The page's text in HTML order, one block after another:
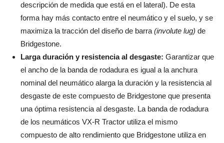
descripción de medida que está en el lateral). De esta
forma hay más contacto entre el neumático y el suelo, y se
maximiza la tracción del diseño de barra(involute lug) de
Bridgestone.
Larga duración y resistencia al desgaste: Garantizar que
el ancho de la banda de rodadura es igual a la anchura
nominal del neumático alarga la duración y la resistencia al
desgaste de este compuesto de Bridgestone que presenta
una óptima resistencia al desgaste. La banda de rodadura
de los neumáticos VX-R Tractor utiliza el mismo
compuesto de alto rendimiento que Bridgestone utiliza en